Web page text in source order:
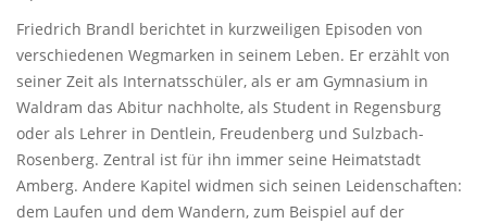
Friedrich Brandl berichtet in kurzweiligen Episoden von
verschiedenen Wegmarken in seinem Leben. Er erzählt von
seiner Zeit als Internatsschüler, als er am Gymnasium in
Waldram das Abitur nachholte, als Student in Regensburg
oder als Lehrer in Dentlein, Freudenberg und Sulzbach-
Rosenberg. Zentral ist für ihn immer seine Heimatstadt
Amberg. Andere Kapitel widmen sich seinen Leidenschaften:
dem Laufen und dem Wandern, zum Beispiel auf der